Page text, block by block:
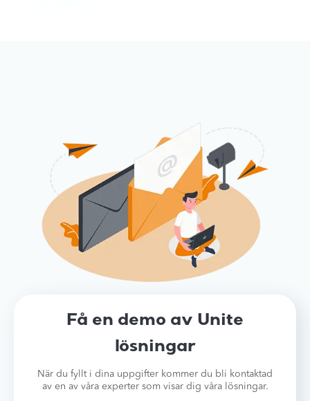
Få en demo av Unite
lösningar
När du fyllt i dina uppgifter kommer du bli kontaktad
av en av våra experter som visar dig våra lösningar.